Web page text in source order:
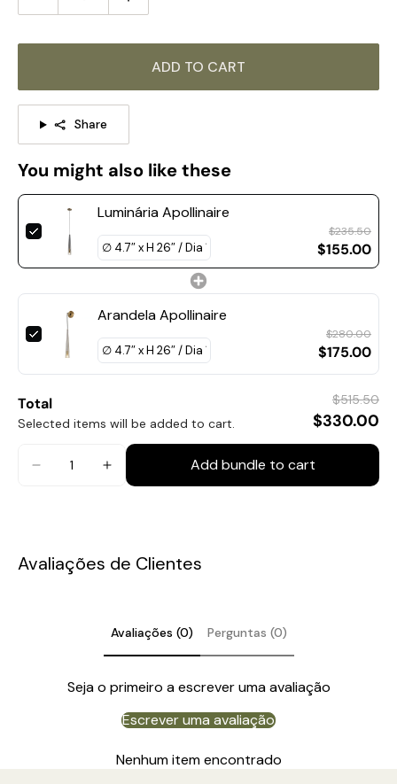
Tamanho do produto
ADD TO CART
Share
You might also like these
Luminária Apollinaire
$235.50
$155.00
Arandela Apollinaire
$280.00
$175.00
Total
Selected items will be added to cart.
$515.50
$330.00
Add bundle to cart
Avaliações de Clientes
Avaliações (0) Perguntas (0)
Seja o primeiro a escrever uma avaliação
Escrever uma avaliação
Nenhum item encontrado